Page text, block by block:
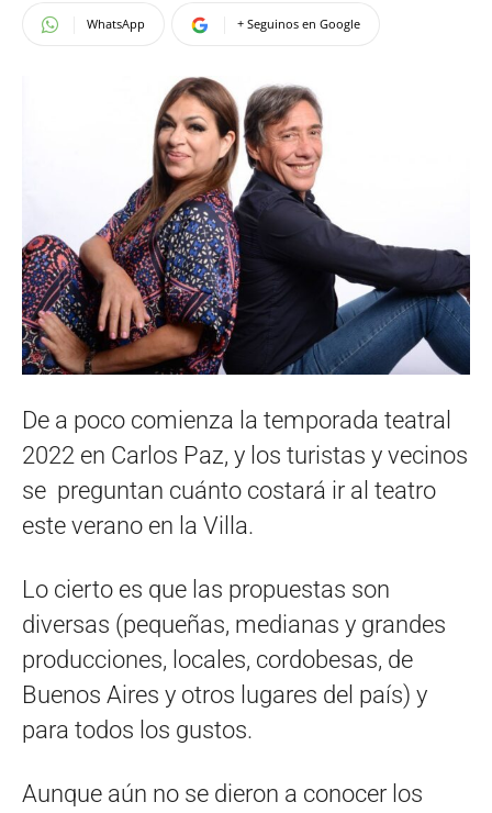
WhatsApp + Seguinos en Google
De a poco comienza la temporada teatral
2022 en Carlos Paz, y los turistas y vecinos
se preguntan cuánto costará ir al teatro
este verano en la Villa.
Lo cierto es que las propuestas son
diversas (pequeñas, medianas y grandes
producciones, locales, cordobesas, de
Buenos Aires y otros lugares del país) y
para todos los gustos.
Aunque aún no se dieron a conocer los